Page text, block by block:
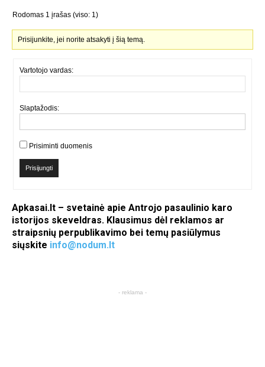
Rodomas 1 įrašas (viso: 1)
Prisijunkite, jei norite atsakyti į šią temą.
Vartotojo vardas:
Slaptažodis:
Prisiminti duomenis
Prisijungti
Apkasai.lt – svetainė apie Antrojo pasaulinio karo
istorijos skeveldras. Klausimus dėl reklamos ar
straipsnių perpublikavimo bei temų pasiūlymus
siųskite info@nodum.lt
- reklama -